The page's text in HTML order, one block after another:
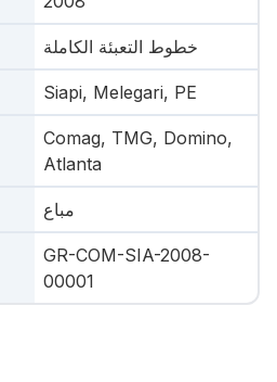
خطوط التعبئة الكاملة
Siapi, Melegari, PE
Comag, TMG, Domino,
Atlanta
مباع
GR-COM-SIA-2008-
00001